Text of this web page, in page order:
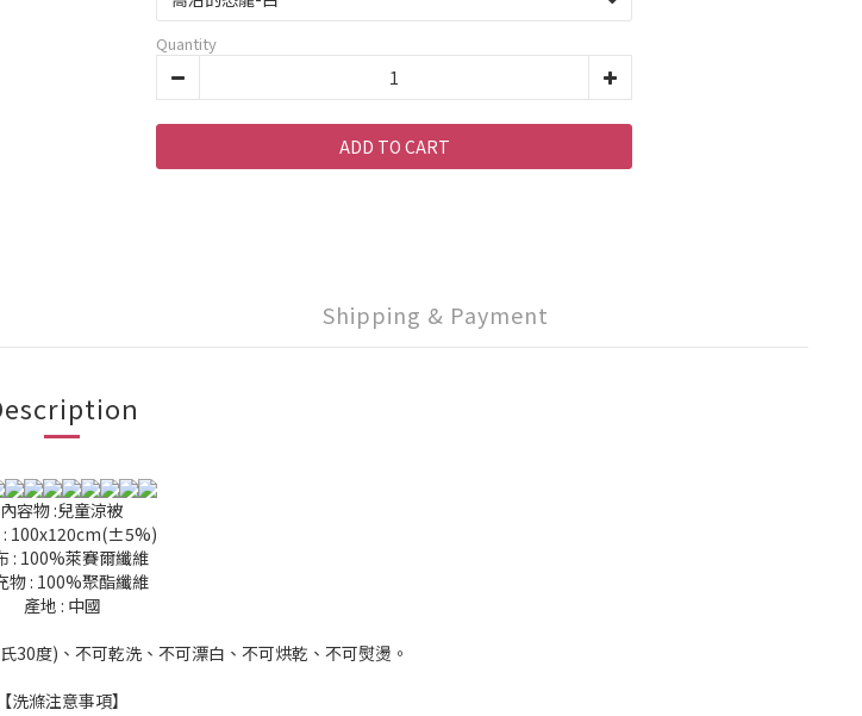
Quantity
ADD TO CART
Shipping & Payment
內容物 :兒童涼被
: 100x120cm(±5%)
: 100%萊賽爾纖維
物 : 100%聚酯纖維
產地 : 中國
30度)、不可乾洗、不可漂白、不可烘乾、不可熨燙。
【洗滌注意事項】